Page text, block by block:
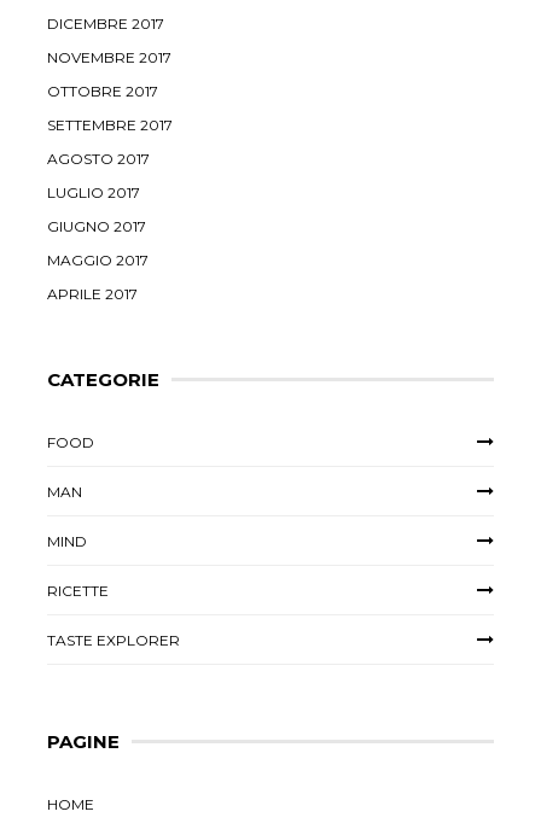
DICEMBRE 2017
NOVEMBRE 2017
OTTOBRE 2017
SETTEMBRE 2017
AGOSTO 2017
LUGLIO 2017
GIUGNO 2017
MAGGIO 2017
APRILE 2017
CATEGORIE
FOOD
MAN
MIND
RICETTE
TASTE EXPLORER
PAGINE
HOME